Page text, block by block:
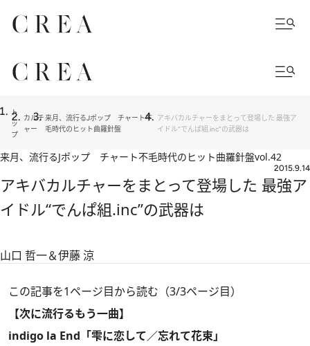
ト
ッ
プ
カルチ
ャー
来月、流行るJポップ チャート不
毛時代のヒット曲羅針盤
アキバカルチャーをまとって登場した 最強ア
イドル“でんぱ組.inc”の武器は
来月、流行るJポップ チャート不毛時代のヒット曲羅針盤vol.42
2015.9.14
アキバカルチャーをまとって登場した 最強ア
イドル“でんぱ組.inc”の武器は
山口 哲一＆伊藤 涼
この記事を1ページ目から読む（3/3ページ目）
【次に流行るもう一曲】
indigo la End「雫に恋して／忘れて花束」